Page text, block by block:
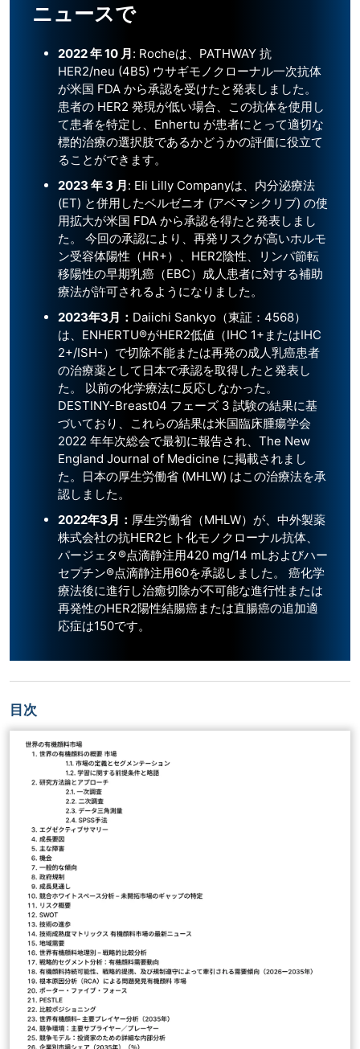
ニュースで
2022年10 月: Rocheは、PATHWAY 抗
HER2/neu (4B5) ウサギモノクローナル一次抗体
が米国 FDA から承認を受けたと発表しました。
患者の HER2 発現が低い場合、この抗体を使用し
て患者を特定し、Enhertu が患者にとって適切な
標的治療の選択肢であるかどうかの評価に役立て
ることができます。
2023 年3 月: Eli Lilly Companyは、内分泌療法
(ET) と併用したベルゼニオ (アベマシクリブ) の使
用拡大が米国 FDA から承認を得たと発表しまし
た。 今回の承認により、再発リスクが高いホルモ
ン受容体陽性（HR+）、HER2陰性、リンパ節転
移陽性の早期乳癌（EBC）成人患者に対する補助
療法が許可されるようになりました。
2023年3 月： Daiichi Sankyo（東証：4568）
は、ENHERTU®がHER2低値（IHC 1+またはIHC
2+/ISH-）で切除不能または再発の成人乳癌患者
の治療薬として日本で承認を取得したと発表し
た。 以前の化学療法に反応しなかった。
DESTINY-Breast04 フェーズ 3 試験の結果に基
づいており、これらの結果は米国臨床腫瘍学会
2022 年年次総会で最初に報告され、The New
England Journal of Medicine に掲載されまし
た。日本の厚生労働省 (MHLW) はこの治療法を承
認しました。
2022年3月： 厚生労働省（MHLW）が、中外製薬
株式会社の抗HER2ヒト化モノクローナル抗体、
パージェタ®点滴静注用420 mg/14 mLおよびハー
セプチン®点滴静注用60を承認しました。 癌化学
療法後に進行し治癒切除が不可能な進行性または
再発性のHER2陽性結腸癌または直腸癌の追加適
応症は150です。
目次